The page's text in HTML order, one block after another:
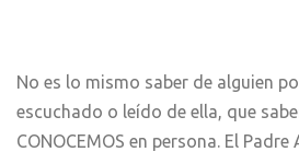
No es lo mismo saber de alguien
escuchado o leído de ella, que
CONOCEMOS en persona. El